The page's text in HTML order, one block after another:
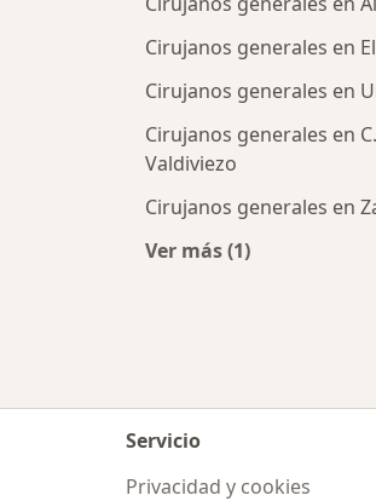
Cirujanos generales en
Cirujanos generales en
Cirujanos generales en
Valdiviezo
Cirujanos generales en
Ver más (1)
Servicio
Privacidad y cookies